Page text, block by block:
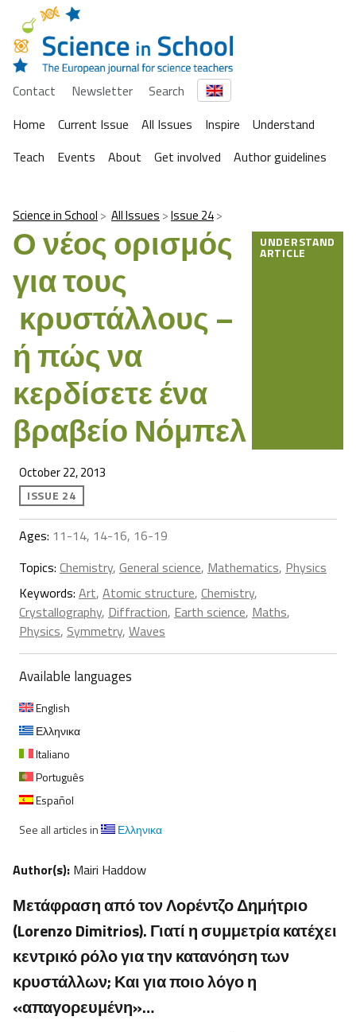
Contact Newsletter
Search
Home
Current Issue All Issues Inspire
Understand
Teach
Events About Get involved Author guidelines
Science in School All Issues Issue 24
Ο νέος ορισμός
για τους
κρυστάλλους –
ή πώς να
κερδίσετε ένα
βραβείο Νόμπελ
UNDERSTAND
ARTICLE
October 22, 2013
ISSUE 24
Ages: 11-14, 14-16, 16-19
Topics: Chemistry, General science, Mathematics, Physics
Keywords: Art, Atomic structure, Chemistry,
Crystallography, Diffraction, Earth science, Maths,
Physics, Symmetry, Waves
Available languages
English
Ελληνικα
Italiano
Português
Español
See all articles in
Ελληνικα
Author(s): Mairi Haddow
Μετάφραση από τον Λορέντζο Δημήτριο
(Lorenzo Dimitrios). Γιατί η συμμετρία κατέχει
κεντρικό ρόλο για την κατανόηση των
κρυστάλλων; Και για ποιο λόγο η
«απαγορευμένη»…